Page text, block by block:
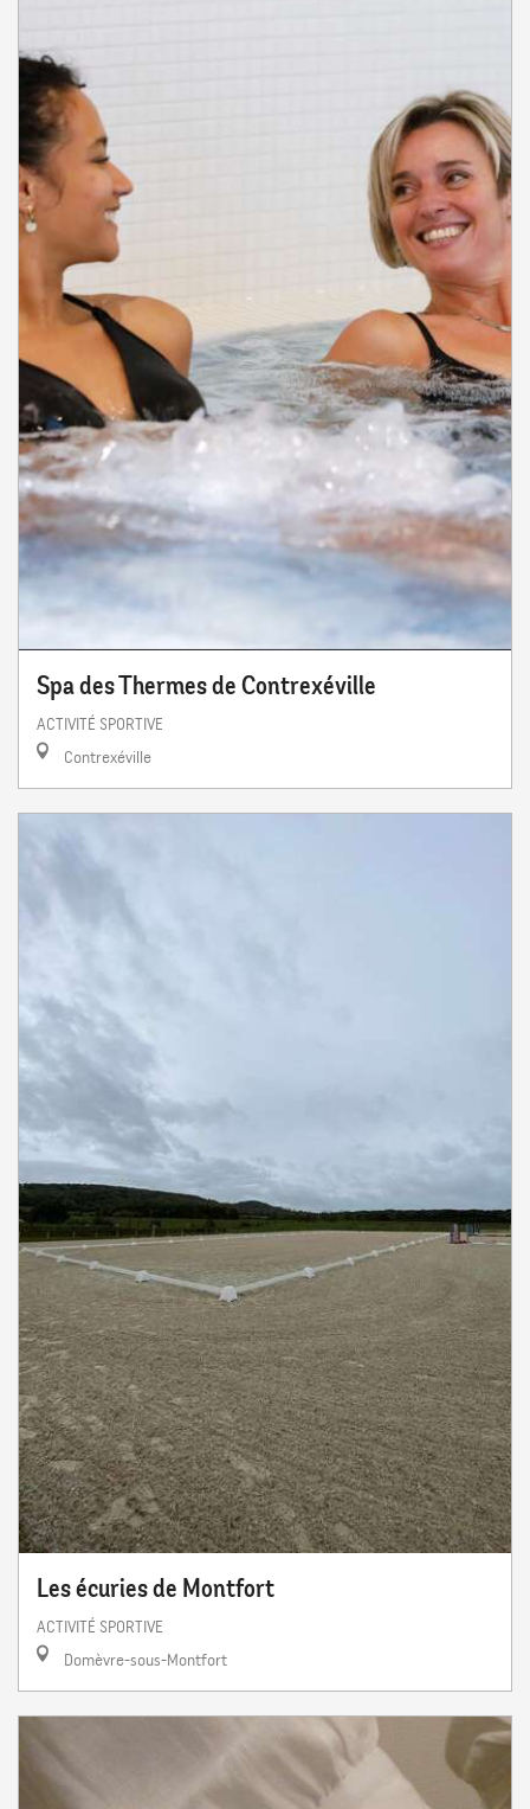
Spa des Thermes de Contrexéville
ACTIVITÉ SPORTIVE
Contrexéville
Les écuries de Montfort
ACTIVITÉ SPORTIVE
Domèvre-sous-Montfort